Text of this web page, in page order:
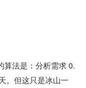
。但这只是冰山一